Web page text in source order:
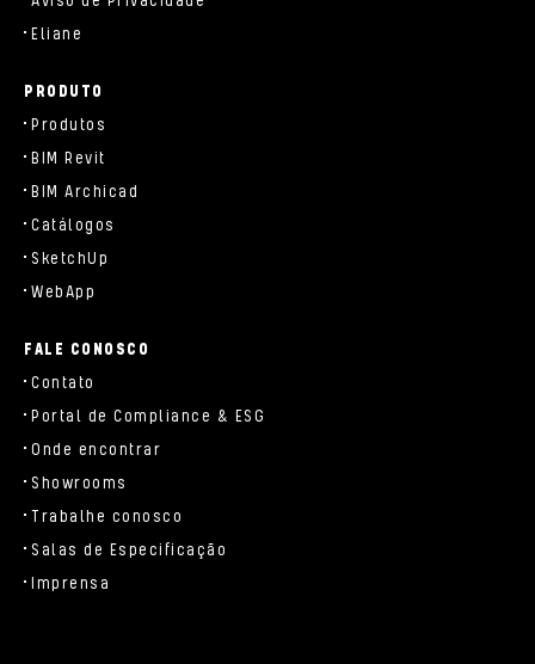
Eliane
PRODUTO
Produtos
BIM Revit
BIM Archicad
Catálogos
SketchUp
WebApp
FALE CONOSCO
Contato
Portal de Compliance & ESG
Onde encontrar
Showrooms
Trabalhe conosco
Salas de Especificação
Imprensa